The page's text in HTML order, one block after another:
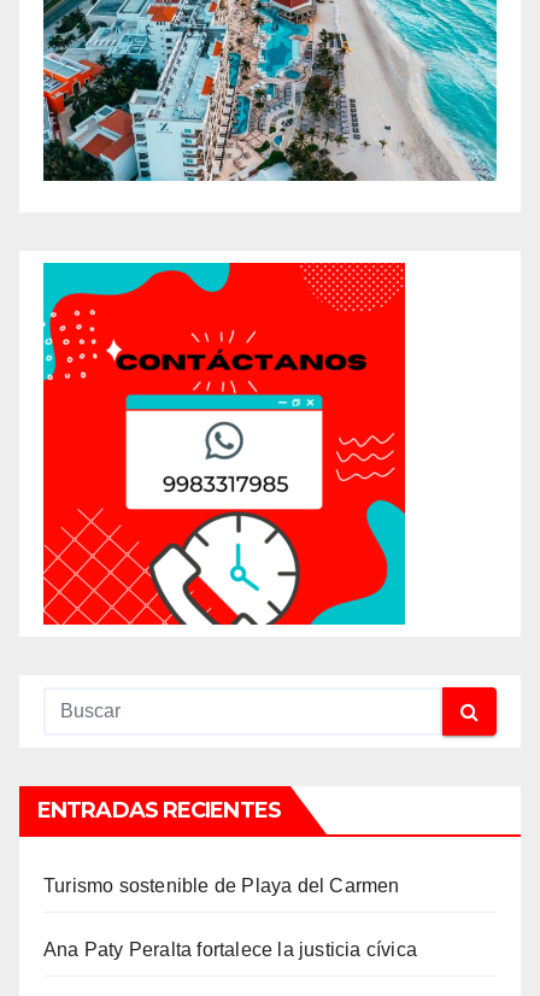
ENTRADAS RECIENTES
Turismo sostenible de Playa del Carmen
Ana Paty Peralta fortalece la justicia cívica